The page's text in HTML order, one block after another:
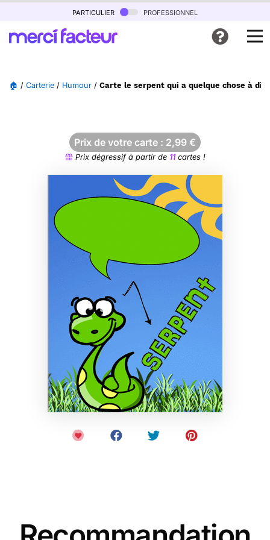
particulier professionnel
🏠 / Carterie / Humour / Carte le serpent qui a quelque chose à dire
Prix de votre carte : 2,99 €
Prix dégressif à partir de 11cartes !